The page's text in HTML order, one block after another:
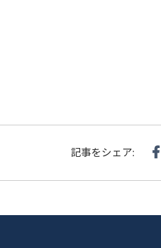
記事をシェア: